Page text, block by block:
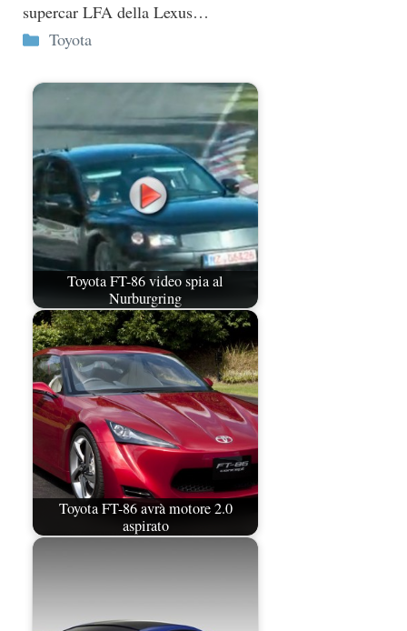
supercar LFA della Lexus…
Categorie
Toyota
Toyota FT-86 video spia al
Nurburgring
Toyota FT-86 avrà motore 2.0
aspirato